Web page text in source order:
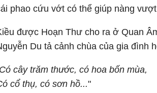
phao cứu vớt có thể giúp nàng
được Hoạn Thư cho ra ở Quan
Du tả cảnh chùa của gia đình
Có cây trăm thước, có hoa bốn mùa,
cổ thụ, có sơn hồ..."